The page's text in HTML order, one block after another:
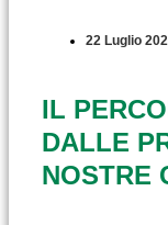
22 Luglio
IL
DALLE
NOSTRE